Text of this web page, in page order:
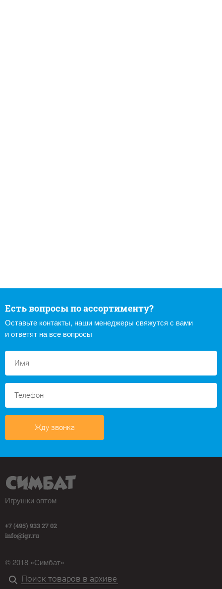
Есть вопросы по ассортименту?
Оставьте контакты, наши менеджеры свяжутся с вами
и ответят на все вопросы
Жду звонка
Игрушки оптом
+7 (495) 933 27 02
info@igr.ru
© 2018 «Симбат»